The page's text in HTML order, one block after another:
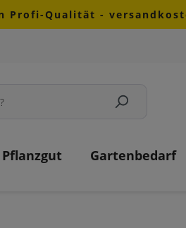
Profi-Qualität -
Gartenbedarf